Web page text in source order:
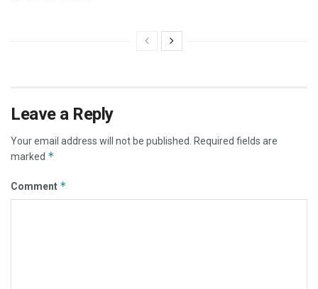
Leave a Reply
Your email address will not be published. Required fields are
marked *
Comment *